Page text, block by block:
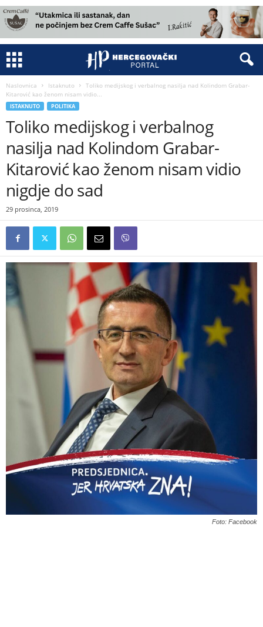
Naslovnica Istaknuto
Toliko medijskog i verbalnog nasilja nad Kolindom Grabar-
Kitarović kao ženom nisam vidio...
ISTAKNUTO POLITIKA
Toliko medijskog i verbalnog
nasilja nad Kolindom Grabar-
Kitarović kao ženom nisam vidio
nigdje do sad
29 prosinca, 2019
Foto: Facebook